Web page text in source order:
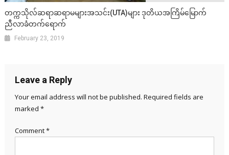
တက္ကသိုလ်ဆရာဆရာမများအသင်း(UTA)များ ဒုတိယအကြိမ်မြောက်
ညီလာခံတက်ရောက်
February 23, 2019
Leave a Reply
Your email address will not be published. Required fields are
marked *
Comment*